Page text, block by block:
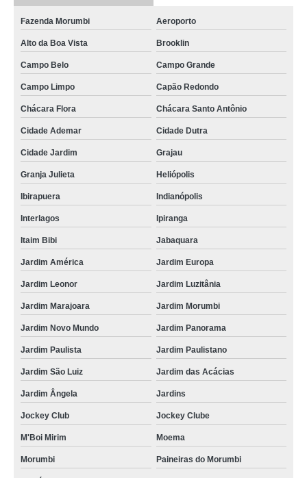
Fazenda Morumbi Aeroporto
Alto da Boa Vista Brooklin
Campo Belo Campo Grande
Campo Limpo Capão Redondo
Chácara Flora Chácara Santo Antônio
Cidade Ademar Cidade Dutra
Cidade Jardim Grajau
Granja Julieta Heliópolis
Ibirapuera Indianópolis
Interlagos Ipiranga
Itaim Bibi Jabaquara
Jardim América Jardim Europa
Jardim Leonor Jardim Luzitânia
Jardim Marajoara Jardim Morumbi
Jardim Novo Mundo Jardim Panorama
Jardim Paulista Jardim Paulistano
Jardim São Luiz Jardim das Acácias
Jardim Ângela Jardins
Jockey Club Jockey Clube
M'Boi Mirim Moema
Morumbi Paineiras do Morumbi